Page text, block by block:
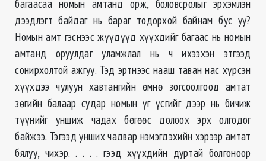
багаасаа номын амтанд орж, боловсролыг эрхэмлэн
дээдлэгт байдаг нь бараг тодорхой байнам бус уу?
Номын амт гэснээс жүүдүүд хүүхдийг багаас нь номын
амтанд оруулдаг уламжлал нь ч ихээхэн этгээд
сонирхолтой ажгуу. Тэд эртнээс нааш таван нас хүрсэн
хүүхдээ чулуун хавтангийн өмнө зогсоолгоод амтат
зөгийн балаар судар номын үг үсгийг дээр нь бичиж
түүнийг уншиж чадах бөгөөс долоох эрх олгодог
байжээ. Тэгээд унших чадвар нэмэгдэхийн хэрээр амтат
бялуу, чихэр. . . . . гээд хүүхдийн дуртай болгоноор